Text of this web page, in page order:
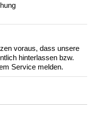
voraus, dass unsere
hinterlassen bzw.
Service melden.